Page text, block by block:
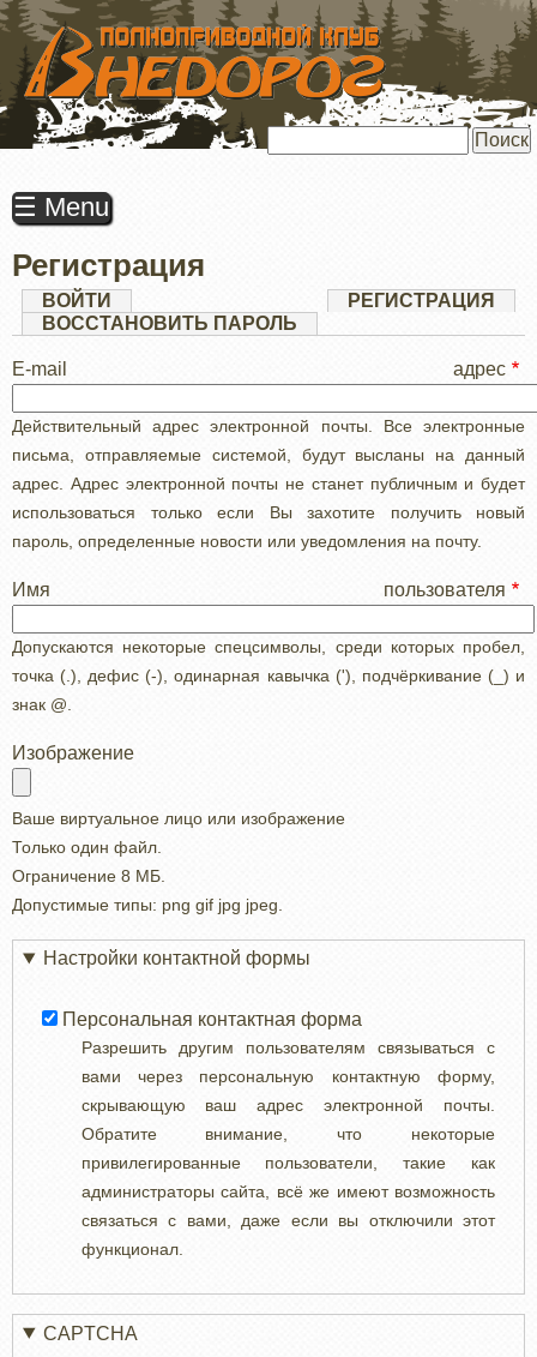
ПЕРЕЙТИ
ОСНОВНОМУ
СОДЕРЖАНИЮ
☰ Menu
Регистрация
Главные
вкладки
ВОЙТИ РЕГИСТРАЦИЯ
ВОССТАНОВИТЬ ПАРОЛЬ
E-mail адрес
Действительный адрес электронной почты. Все электронные
письма, отправляемые системой, будут высланы на данный
адрес. Адрес электронной почты не станет публичным и будет
использоваться только если Вы захотите получить новый
пароль, определенные новости или уведомления на почту.
Имя пользователя
Допускаются некоторые спецсимволы, среди которых пробел,
точка (.), дефис (-), одинарная кавычка ('), подчёркивание (_) и
знак @.
Изображение
Ваше виртуальное лицо или изображение
Только один файл.
Ограничение 8 МБ.
Допустимые типы: png gif jpg jpeg.
Настройки контактной формы
Персональная контактная форма
Разрешить другим пользователям связываться с
вами через персональную контактную форму,
скрывающую ваш адрес электронной почты.
Обратите внимание, что некоторые
привилегированные пользователи, такие как
администраторы сайта, всё же имеют возможность
связаться с вами, даже если вы отключили этот
функционал.
CAPTCHA